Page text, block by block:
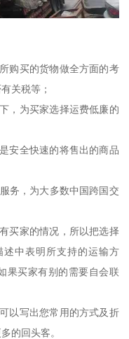
购买的货物做全方面的考
关税等；
，为买家选择运费低廉的
安全快速的将售出的商品
务，为大多数中国跨国交
买家的情况，所以把选择
中表明所支持的运输方
果买家有别的需要自会联
以写出您常用的方式及折
的回头客。